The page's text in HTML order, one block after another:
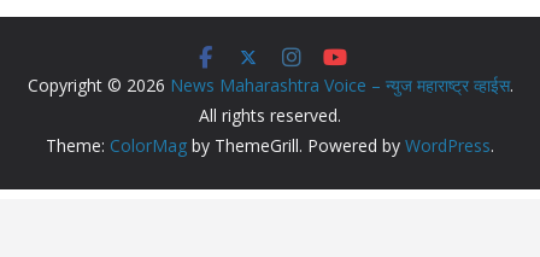
Copyright © 2026 News Maharashtra Voice – न्युज महाराष्ट्र व्हाईस.
All rights reserved.
Theme: ColorMag by ThemeGrill. Powered by WordPress.